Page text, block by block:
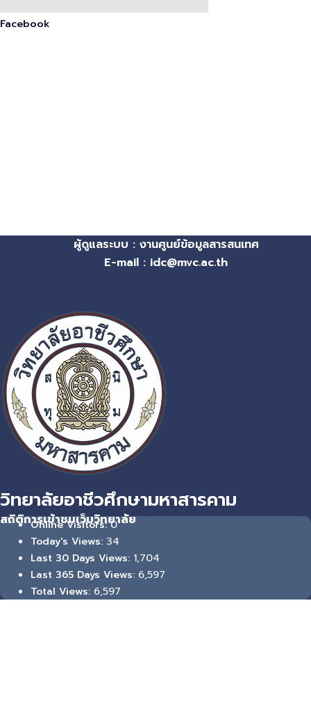
Facebook
ผู้ดูแลระบบ : งานศูนย์ข้อมูลสารสนเทศ
E-mail : idc@mvc.ac.th
วิทยาลัยอาชีวศึกษามหาสารคาม
สถิติการเข้าชมเว็บวิทยาลัย
Online Visitors:0
Today's Views: 34
Last 30 Days Views: 1,704
Last 365 Days Views: 6,597
Total Views: 6,597